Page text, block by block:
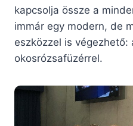
kapcsolja össze a
immár egy modern, de
eszközzel is végezhető:
okosrózsafüzérrel.